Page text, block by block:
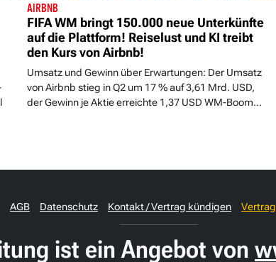
AIRBNB
FIFA WM bringt 150.000 neue Unterkünfte
auf die Plattform! Reiselust und KI treibt
den Kurs von Airbnb!
Umsatz und Gewinn über Erwartungen: Der Umsatz
von Airbnb stieg in Q2 um 17 % auf 3,61 Mrd. USD,
der Gewinn je Aktie erreichte 1,37 USD WM-Boom...
AGB Datenschutz Kontakt / Vertrag kündigen
ist ein Angebot von